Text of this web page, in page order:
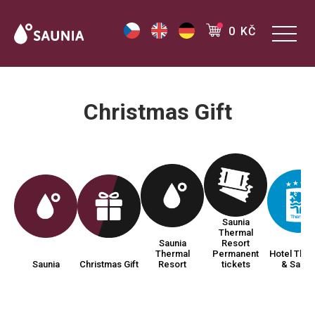
0 KČ
Christmas Gift
Saunia Christmas Gift
Saunia
Thermal
Resort
Saunia
Thermal
Resort
Permanent
tickets
Hotel
&